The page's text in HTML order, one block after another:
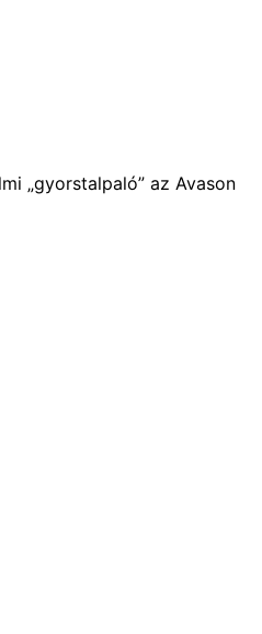
„gyorstalpaló” az Avason